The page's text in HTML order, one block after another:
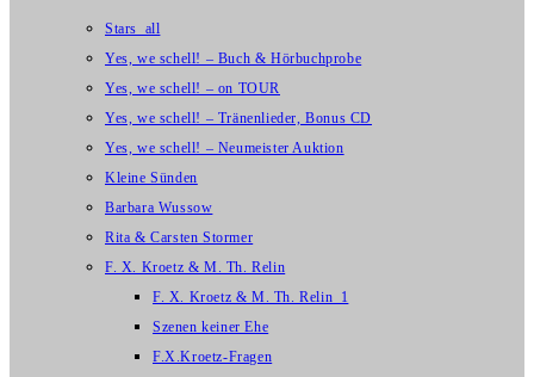
Stars_all
Yes, we schell! – Buch & Hörbuchprobe
Yes, we schell! – on TOUR
Yes, we schell! – Tränenlieder, Bonus CD
Yes, we schell! – Neumeister Auktion
Kleine Sünden
Barbara Wussow
Rita & Carsten Stormer
F. X. Kroetz & M. Th. Relin
F. X. Kroetz & M. Th. Relin_1
Szenen keiner Ehe
F.X.Kroetz-Fragen